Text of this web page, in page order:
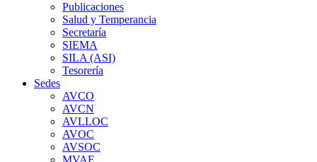
Publicaciones
Salud y Temperancia
Secretaría
SIEMA
SILA (ASI)
Tesorería
Sedes
AVCO
AVCN
AVLLOC
AVOC
AVSOC
MVAE